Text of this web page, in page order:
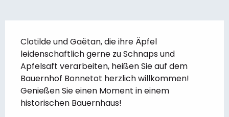
Clotilde und Gaëtan, die ihre Äpfel
leidenschaftlich gerne zu Schnaps und
Apfelsaft verarbeiten, heißen Sie auf dem
Bauernhof Bonnetot herzlich willkommen!
Genießen Sie einen Moment in einem
historischen Bauernhaus!